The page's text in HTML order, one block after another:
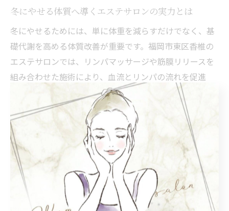
冬にやせる体質へ導くエステサロンの実力とは
冬にやせるためには、単に体重を減らすだけでなく、基
礎代謝を高める体質改善が重要です。福岡市東区香椎の
エステサロンでは、リンパマッサージや筋膜リリースを
組み合わせた施術により、血流とリンパの流れを促進
し、老廃物の排出を促します。これにより、むくみが改
善され、身体の軽さと引き締まりを実感できます。
また、エステサロンの施術は個別カウンセリングを重視
しており、一人ひとりの生活習慣や体質に合わせた最適
なプランを提案。これが冬の間でも無理なく続けられる
秘訣で、実際に多くのお客様が継続的な施術で体質改善
を実感しています。